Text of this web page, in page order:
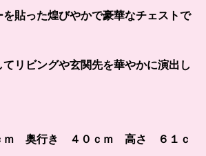
貼った煌びやかで豪華なチェストで
リビングや玄関先を華やかに演出し
奥行き ４０ｃｍ 高さ ６１ｃ